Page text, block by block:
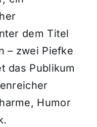
dem Titel
– zwei Piefke
das Publikum
Humor